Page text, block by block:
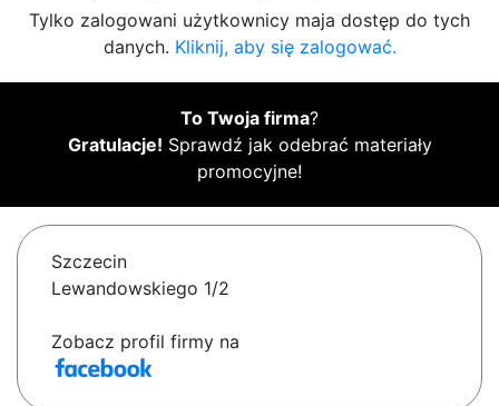
Tylko zalogowani użytkownicy maja dostęp do tych
danych. Kliknij, aby się zalogować.
To Twoja firma?
Gratulacje! Sprawdź jak odebrać materiały
promocyjne!
Szczecin
Lewandowskiego 1/2
Zobacz profil firmy na